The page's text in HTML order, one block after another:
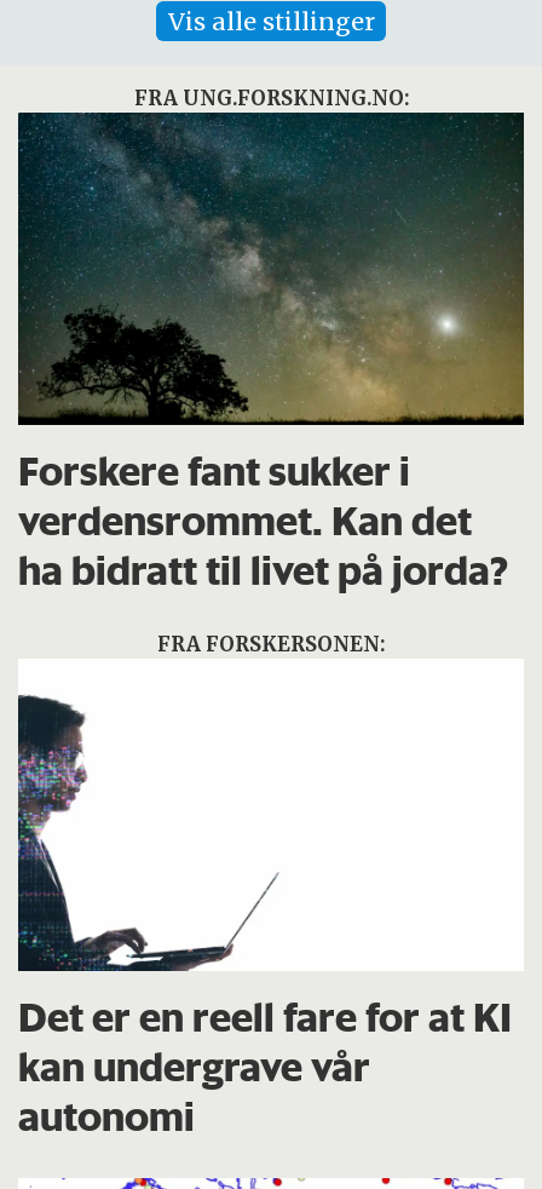
Vis alle stillinger
FRA UNG.FORSKNING.NO:
Forskere fant sukker i
verdensrommet. Kan det
ha bidratt til livet på jorda?
FRA FORSKERSONEN:
Det er en reell fare for at KI
kan undergrave vår
autonomi